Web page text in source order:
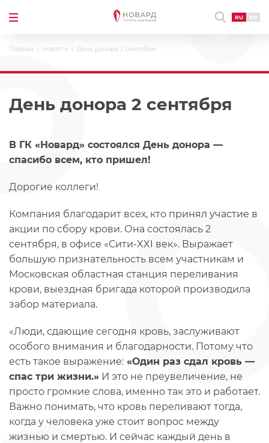
RU EN
Главная Новости День донора 2 сентября
День донора 2 сентября
В ГК «Новард» состоялся День донора —
спасибо всем, кто пришел!
Дорогие коллеги!
Компания благодарит всех, кто принял участие в
акции по сбору крови. Она состоялась 2
сентября, в офисе «Сити-XXI век». Выражает
большую признательность всем участникам и
Московская областная станция переливания
крови, выездная бригада которой производила
забор материала.
«Люди, сдающие сегодня кровь, заслуживают
особого внимания и благодарности. Потому что
есть такое выражение: «Один раз сдал кровь —
спас три жизни.» И это не преувеличение, не
просто громкие слова, именно так это и работает.
Важно понимать, что кровь переливают тогда,
когда у человека уже стоит вопрос между
жизнью и смертью. И сейчас каждый день в